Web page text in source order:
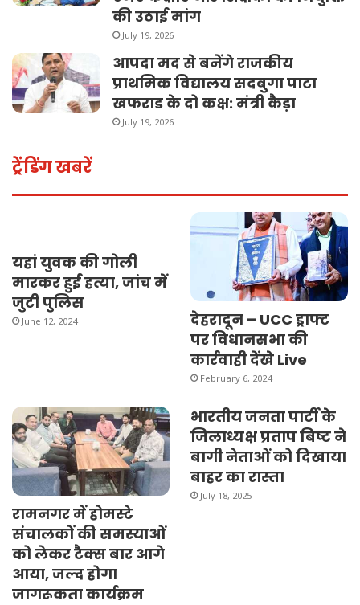
की उठाई मांग
July 19, 2026
आपदा मद से बनेंगे राजकीय
प्राथमिक विद्यालय सदबुगा पाटा
खफराड के दो कक्ष: मंत्री कैड़ा
July 19, 2026
ट्रेंडिंग खबरें
यहां युवक की गोली
मारकर हुई हत्या, जांच में
जुटी पुलिस
June 12, 2024
देहरादून – UCC ड्राफ्ट
पर विधानसभा की
कार्रवाही देंखे Live
February 6, 2024
रामनगर में होमस्टे
संचालकों की समस्याओं
को लेकर टैक्स बार आगे
आया, जल्द होगा
जागरूकता कार्यक्रम
भारतीय जनता पार्टी के
जिलाध्यक्ष प्रताप बिष्ट ने
बागी नेताओं को दिखाया
बाहर का रास्ता
July 18, 2025